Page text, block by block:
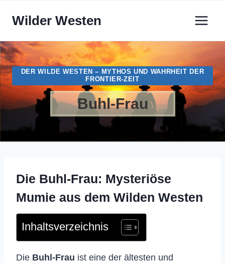
InhaltWilder Westen
DER WILDE WESTEN – MYTHOS UND WAHRHEIT DER
FRONTIER-ZEIT
Buhl-Frau
Die Buhl-Frau: Mysteriöse
Mumie aus dem Wilden Westen
Inhaltsverzeichnis
Die Buhl-Frau ist eine der ältesten und